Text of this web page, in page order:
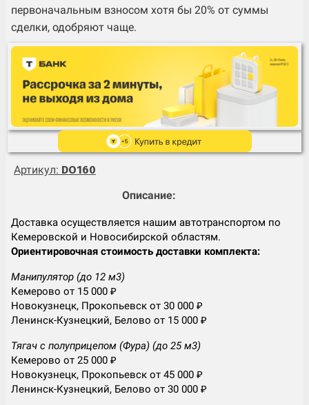
первоначальным взносом хотя бы 20% от суммы
сделки, одобряют чаще.
Артикул: DO160
Описание:
Доставка осуществляется нашим автотранспортом по
Кемеровской и Новосибирской областям.
Ориентировочная стоимость доставки комплекта:
Манипулятор (до 12 м3)
Кемерово от 15 000 ₽
Новокузнецк, Прокопьевск от 30 000 ₽
Ленинск-Кузнецкий, Белово от 15 000 ₽
Тягач с полуприцепом (Фура) (до 25 м3)
Кемерово от 25 000 ₽
Новокузнецк, Прокопьевск от 45 000 ₽
Ленинск-Кузнецкий, Белово от 30 000 ₽